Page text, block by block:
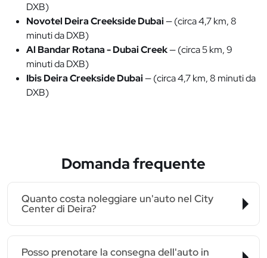
DXB)
Novotel Deira Creekside Dubai— (circa 4,7 km, 8
minuti da DXB)
Al Bandar Rotana - Dubai Creek— (circa 5 km, 9
minuti da DXB)
Ibis Deira Creekside Dubai— (circa 4,7 km, 8 minuti da
DXB)
Domanda frequente
Quanto costa noleggiare un'auto nel City
Center di Deira?
Posso prenotare la consegna dell'auto in